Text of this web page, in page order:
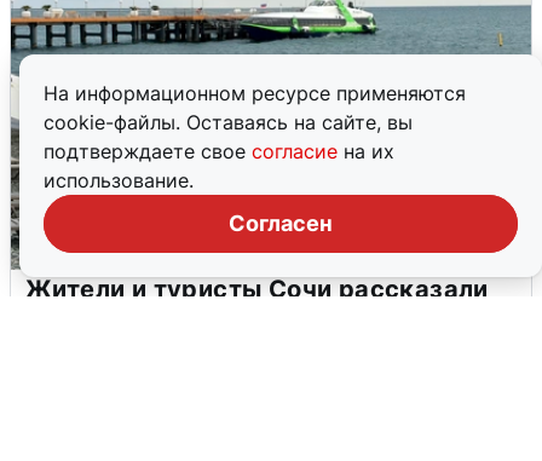
На информационном ресурсе применяются
cookie-файлы. Оставаясь на сайте, вы
подтверждаете свое согласие на их
использование.
Согласен
Жители и туристы Сочи рассказали